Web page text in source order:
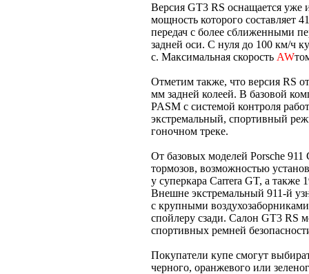
Версия GT3 RS оснащается
мощность которого составляет
передач с более сближенными
задней оси. С нуля до 100 км/ч
с. Максимальная скорость AW
Отметим также, что версия RS
мм задней колеей. В базовой
PASM с системой контроля
экстремальный, спортивный
гоночном треке.
От базовых моделей Porsche
тормозов, возможностью
у суперкара Carrera GT, а
Внешне экстремальный 911-й
с крупными
спойлеру сзади. Салон GT3 RS
спортивных ремней
Покупатели купе смогут
черного, оранжевого или